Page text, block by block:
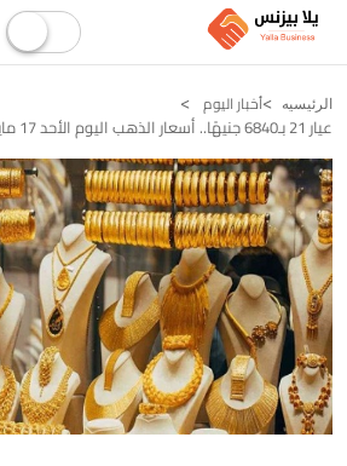
الرئيسيه أخبار اليوم
عيار 21 بـ6840 جنيهًا.. أسعار الذهب اليوم الأحد 17 مايو 2026 في مصر